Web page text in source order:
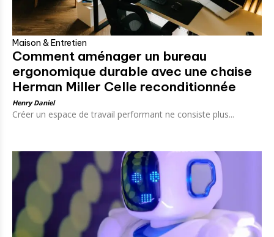
Maison & Entretien
Comment aménager un bureau
ergonomique durable avec une chaise
Herman Miller Celle reconditionnée
Henry Daniel
Créer un espace de travail performant ne consiste plus...